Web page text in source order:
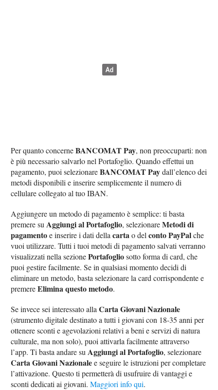
Per quanto concerneBANCOMAT Pay, non preoccuparti: non
è più necessario salvarlo nel Portafoglio. Quando effettui un
pagamento, puoi selezionareBANCOMAT Paydall’elenco dei
metodi disponibili e inserire semplicemente il numero di
cellulare collegato al tuo IBAN.
Aggiungere un metodo di pagamento è semplice: ti basta
premere suAggiungi al Portafoglio, selezionareMetodi di
pagamentoe inserire i dati dellacartao delconto PayPalche
vuoi utilizzare. Tutti i tuoi metodi di pagamento salvati verranno
visualizzati nella sezionePortafogliosotto forma di card, che
puoi gestire facilmente. Se in qualsiasi momento decidi di
eliminare un metodo, basta selezionare la card corrispondente e
premereElimina questo metodo.
Se invece sei interessato allaCarta Giovani Nazionale
(strumento digitale destinato a tutti i giovani con 18-35 anni per
ottenere sconti e agevolazioni relativi a beni e servizi di natura
culturale, ma non solo), puoi attivarla facilmente attraverso
l’app. Ti basta andare suAggiungi al Portafoglio, selezionare
Carta Giovani Nazionalee seguire le istruzioni per completare
l’attivazione. Questo ti permetterà di usufruire di vantaggi e
sconti dedicati ai giovani.Maggiori info qui.